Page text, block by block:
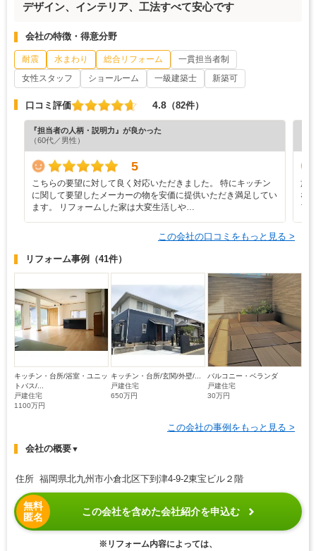
デザイン、インテリア、工法すべて安心です
会社の特徴・得意分野
耐震 水まわり 総合リフォーム
一貫担当者制
女性スタッフ
ショールーム 一級建築士 新築可
口コミ評価 4.8 （82件）
『担当者の人柄・説明力』が良かった
（60代／男性）
5
こちらの要望に対して良く対応いただきました。 特にキッチン
に関して要望したメーカーの物を安価に提供いただき満足してい
ます。 リフォームした家は大変生活しや…
施
な
フ
この会社の口コミをもっと見る >
リフォーム事例 （41件）
キッチン・台所/浴室・ユニッ
トバス/...
戸建住宅
1100万円
キッチン・台所/玄関/外壁/...
戸建住宅
650万円
バルコニー・ベランダ
戸建住宅
30万円
この会社の事例をもっと見る >
会社の概要▼
住所 福岡県北九州市小倉北区下到津4-9-2東宝ビル２階
無料
匿名
この会社を含めた会社紹介を申込む
※リフォーム内容によっては、